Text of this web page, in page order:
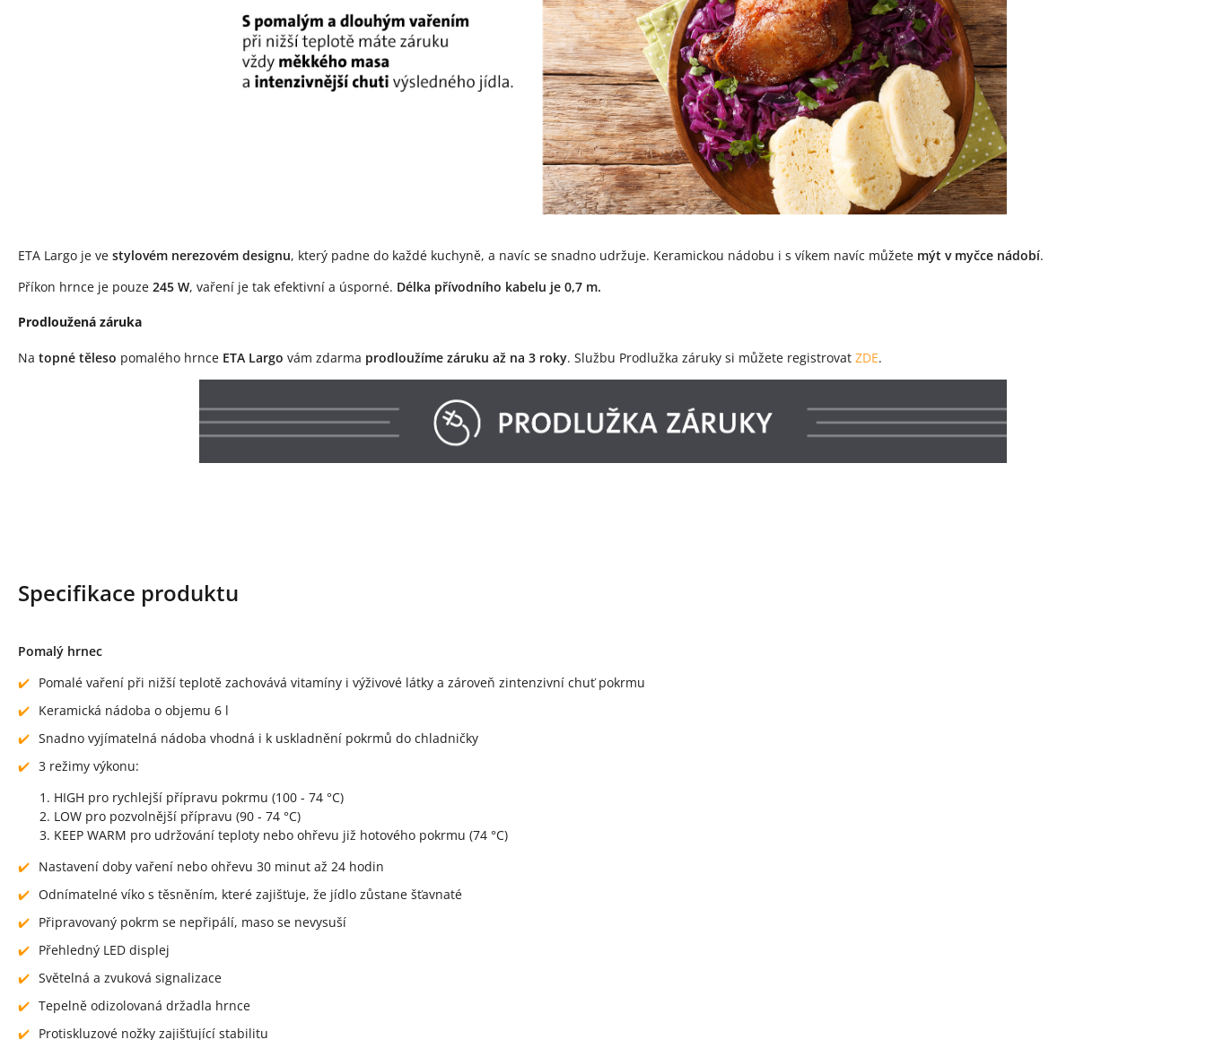
ETA Largo je ve stylovém nerezovém designu, který padne do každé kuchyně, a navíc se snadno udržuje. Keramickou nádobu i s víkem navíc můžete mýt v myčce nádobí.
Příkon hrnce je pouze 245 W, vaření je tak efektivní a úsporné. Délka přívodního kabelu je 0,7 m.
Prodloužená záruka
Na topné těleso pomalého hrnce ETA Largo vám zdarma prodloužíme záruku až na 3 roky. Službu Prodlužka záruky si můžete registrovat ZDE.
Specifikace produktu
Pomalý hrnec
Pomalé vaření při nižší teplotě zachovává vitamíny i výživové látky a zároveň zintenzivní chuť pokrmu
Keramická nádoba o objemu 6 l
Snadno vyjímatelná nádoba vhodná i k uskladnění pokrmů do chladničky
3 režimy výkonu:
HIGH pro rychlejší přípravu pokrmu (100 - 74 °C)
LOW pro pozvolnější přípravu (90 - 74 °C)
KEEP WARM pro udržování teploty nebo ohřevu již hotového pokrmu (74 °C)
Nastavení doby vaření nebo ohřevu 30 minut až 24 hodin
Odnímatelné víko s těsněním, které zajišťuje, že jídlo zůstane šťavnaté
Připravovaný pokrm se nepřipálí, maso se nevysuší
Přehledný LED displej
Světelná a zvuková signalizace
Tepelně odizolovaná držadla hrnce
Protiskluzové nožky zajišťující stabilitu